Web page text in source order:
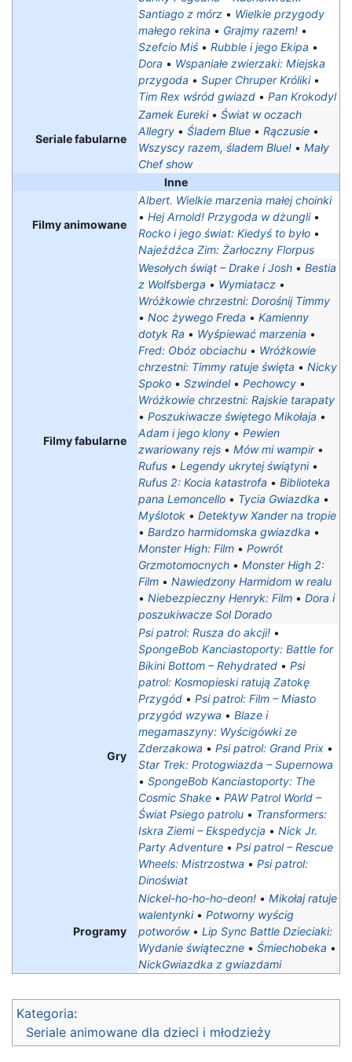
Santiago z mórz • Wielkie przygody
małego rekina • Grajmy razem! •
Szefcio Miś • Rubble i jego Ekipa •
Dora • Wspaniałe zwierzaki: Miejska
przygoda • Super Chruper Króliki•
Tim Rex wśród gwiazd • Pan Krokodyl
Seriale fabularne
Zamek Eureki• Świat w oczach
Allegry • Śladem Blue • Rączusie •
Wszyscy razem, śladem Blue! • Mały
Chef show
Inne
Filmy animowane
Albert. Wielkie marzenia małej choinki
• Hej Arnold! Przygoda w dżungli•
Rocko i jego świat: Kiedyś to było •
Najeźdźca Zim: Żarłoczny Florpus
Filmy fabularne
Wesołych świąt – Drake i Josh • Bestia
z Wolfsberga • Wymiatacz •
Wróżkowie chrzestni: Dorośnij Timmy
• Noc żywego Freda • Kamienny
dotyk Ra • Wyśpiewać marzenia •
Fred: Obóz obciachu • Wróżkowie
chrzestni: Timmy ratuje święta • Nicky
Spoko • Szwindel• Pechowcy •
Wróżkowie chrzestni: Rajskie tarapaty‎
• Poszukiwacze świętego Mikołaja •
Adam i jego klony • Pewien
zwariowany rejs • Mów mi wampir•
Rufus • Legendy ukrytej świątyni•
Rufus 2: Kocia katastrofa • Biblioteka
pana Lemoncello • Tycia Gwiazdka •
Myślotok • Detektyw Xander na tropie
• Bardzo harmidomska gwiazdka •
Monster High: Film • Powrót
Grzmotomocnych • Monster High 2:
Film • Nawiedzony Harmidom w realu
• Niebezpieczny Henryk: Film • Dora i
poszukiwacze Sol Dorado
Gry
Psi patrol: Rusza do akcji! •
SpongeBob Kanciastoporty: Battle for
Bikini Bottom – Rehydrated • Psi
patrol: Kosmopieski ratują Zatokę
Przygód • Psi patrol: Film – Miasto
przygód wzywa • Blaze i
megamaszyny: Wyścigówki ze
Zderzakowa • Psi patrol: Grand Prix •
Star Trek: Protogwiazda – Supernowa
• SpongeBob Kanciastoporty: The
Cosmic Shake • PAW Patrol World –
Świat Psiego patrolu • Transformers:
Iskra Ziemi – Ekspedycja • Nick Jr.
Party Adventure • Psi patrol – Rescue
Wheels: Mistrzostwa‎ • Psi patrol:
Dinoświat
Programy
Nickel-ho-ho-ho-deon! • Mikołaj ratuje
walentynki• Potworny wyścig
potworów• Lip Sync Battle Dzieciaki:
Wydanie świąteczne • Śmiechobeka •
NickGwiazdka z gwiazdami
Kategoria:
Seriale animowane dla dzieci i młodzieży